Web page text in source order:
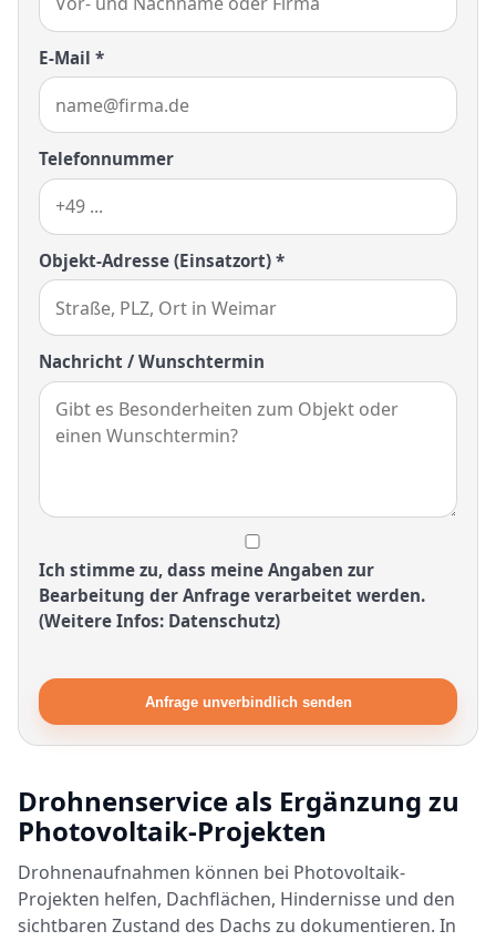
E-Mail *
Telefonnummer
Objekt-Adresse (Einsatzort) *
Nachricht / Wunschtermin
Ich stimme zu, dass meine Angaben zur
Bearbeitung der Anfrage verarbeitet werden.
(Weitere Infos: Datenschutz)
Anfrage unverbindlich senden
Drohnenservice als Ergänzung zu
Photovoltaik-Projekten
Drohnenaufnahmen können bei Photovoltaik-
Projekten helfen, Dachflächen, Hindernisse und den
sichtbaren Zustand des Dachs zu dokumentieren. In